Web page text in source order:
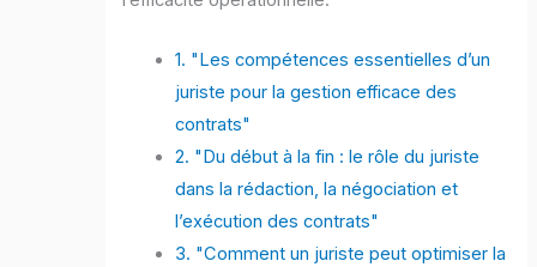
1. "Les compétences essentielles d’un
juriste pour la gestion efficace des
contrats"
2. "Du début à la fin : le rôle du juriste
dans la rédaction, la négociation et
l’exécution des contrats"
3. "Comment un juriste peut optimiser la